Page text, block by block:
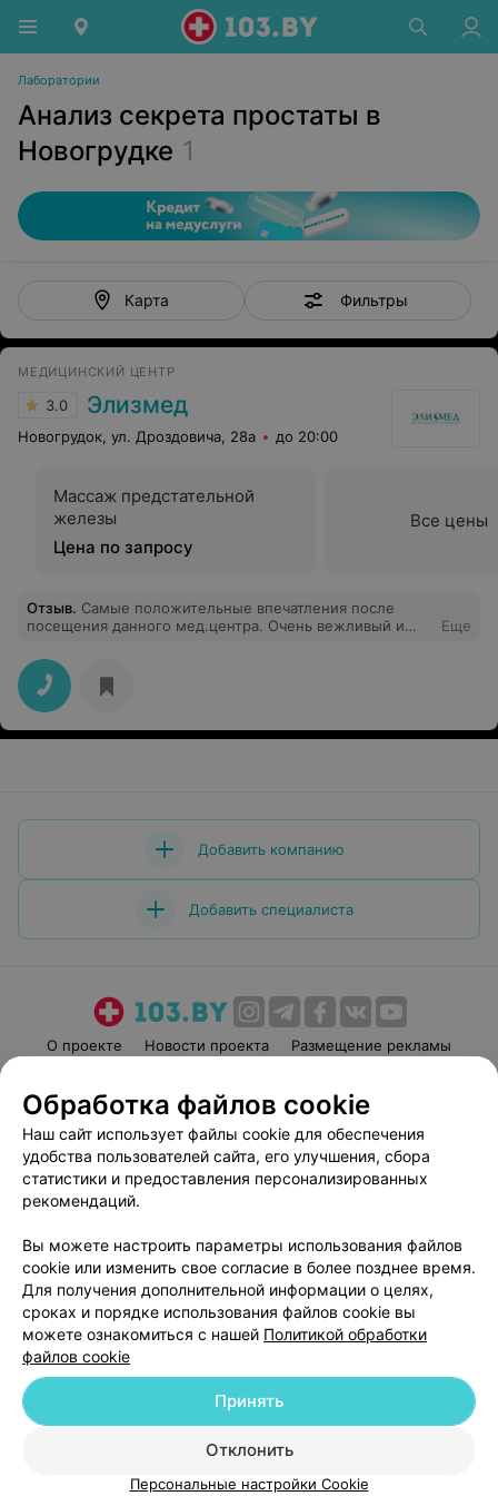
Лаборатории
Анализ секрета простаты в
Новогрудке 1
Карта Фильтры
МЕДИЦИНСКИЙ ЦЕНТР
3.0 Элизмед
Новогрудок, ул. Дроздовича, 28а до 20:00
Массаж предстательной
железы
Цена по запросу
Все цены
Отзыв. Самые положительные впечатления после
посещения данного мед.центра. Очень вежливый и
администратора, который создает комфортную и
приветливую атмосферу в центре. Особую
благодарность хочу выразить врачу акушеру –
гинекологу, у который была на приеме и
ультразвуковой диагностики. Очень внимательный,
Консультацией осталась довольна. Огромное спасибо!
Успехов и процветания клинике.
Еще
Добавить компанию
Добавить специалиста
О проекте Новости проекта
Размещение рекламы
Пользовательское соглашение
Способы оплаты
Вакансии
Партнеры
Написать руководителю 103.by
Обработка персональных данных
© 2026 ООО «Артокс Лаб», УНП 191700409
| 220012, Республика Беларусь,
г. Минск, улица Толбухина, 2, пом. 16 | help@103.by
Служба поддержки +375 291212755
Обработка файлов cookie
Наш сайт использует файлы cookie для обеспечения
удобства пользователей сайта, его улучшения, сбора
статистики и предоставления персонализированных
рекомендаций.
Вы можете настроить параметры использования файлов
cookie или изменить свое согласие в более позднее время.
Для получения дополнительной информации о целях,
сроках и порядке использования файлов cookie вы
можете ознакомиться с нашей Политикой обработки
файлов cookie
Отклонить
Принять
Персональные настройки Cookie